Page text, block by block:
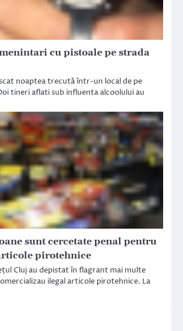
cu pistoale pe strada
noaptea trecută într-un local de pe
tineri aflati sub influenta alcoolului au
sunt cercetate penal pentru
pirotehnice
Cluj au depistat în flagrant mai multe
ilegal articole pirotehnice. La